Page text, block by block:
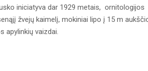
iniciatyva dar 1929 metais, ornitologijos
žvejų kaimelį, mokiniai lipo į 15 m
apylinkių vaizdai.